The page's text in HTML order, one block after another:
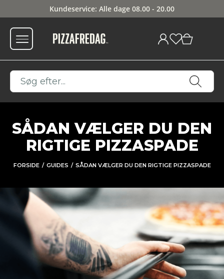
Kundeservice: Alle dage 08.00 - 20.00
SÅDAN VÆLGER DU DEN
RIGTIGE PIZZASPADE
FORSIDE / GUIDES / SÅDAN VÆLGER DU DEN RIGTIGE PIZZASPADE